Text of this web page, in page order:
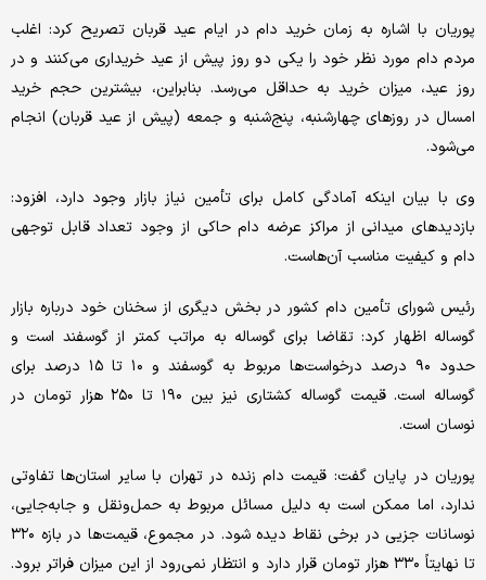
پوریان با اشاره به زمان خرید دام در ایام عید قربان تصریح کرد: اغلب
مردم دام مورد نظر خود را یکی دو روز پیش از عید خریداری می‌کنند و در
روز عید، میزان خرید به حداقل می‌رسد. بنابراین، بیشترین حجم خرید
امسال در روزهای چهارشنبه، پنج‌شنبه و جمعه (پیش از عید قربان) انجام
می‌شود.
وی با بیان اینکه آمادگی کامل برای تأمین نیاز بازار وجود دارد، افزود:
بازدیدهای میدانی از مراکز عرضه دام حاکی از وجود تعداد قابل توجهی
دام و کیفیت مناسب آن‌هاست.
رئیس شورای تأمین دام کشور در بخش دیگری از سخنان خود درباره بازار
گوساله اظهار کرد: تقاضا برای گوساله به مراتب کمتر از گوسفند است و
حدود ۹۰ درصد درخواست‌ها مربوط به گوسفند و ۱۰ تا ۱۵ درصد برای
گوساله است. قیمت گوساله کشتاری نیز بین ۱۹۰ تا ۲۵۰ هزار تومان در
نوسان است.
پوریان در پایان گفت: قیمت دام زنده در تهران با سایر استان‌ها تفاوتی
ندارد، اما ممکن است به دلیل مسائل مربوط به حمل‌ونقل و جابه‌جایی،
نوسانات جزیی در برخی نقاط دیده شود. در مجموع، قیمت‌ها در بازه ۳۲۰
تا نهایتاً ۳۳۰ هزار تومان قرار دارد و انتظار نمی‌رود از این میزان فراتر برود.